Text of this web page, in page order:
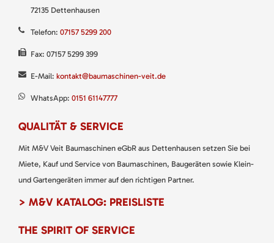
72135 Dettenhausen
Telefon: 07157 5299 200
Fax: 07157 5299 399
E-Mail: kontakt@baumaschinen-veit.de
WhatsApp: 0151 61147777
QUALITÄT & SERVICE
Mit M&V Veit Baumaschinen eGbR aus Dettenhausen setzen Sie bei
Miete, Kauf und Service von Baumaschinen, Baugeräten sowie Klein-
und Gartengeräten immer auf den richtigen Partner.
> M&V KATALOG: PREISLISTE
THE SPIRIT OF SERVICE